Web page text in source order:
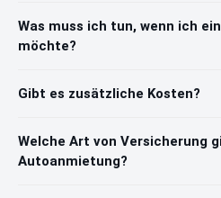
Was muss ich tun, wenn ich
möchte?
Gibt es zusätzliche Kosten?
Welche Art von Versicherung
Autoanmietung?